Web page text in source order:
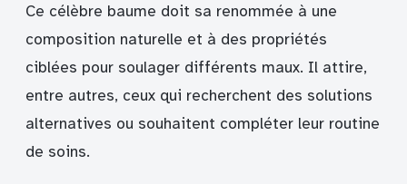
Ce célèbre baume doit sa renommée à une
composition naturelle et à des propriétés
ciblées pour soulager différents maux. Il attire,
entre autres, ceux qui recherchent des solutions
alternatives ou souhaitent compléter leur routine
de soins.